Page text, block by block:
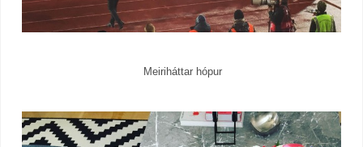
Meiriháttar hópur